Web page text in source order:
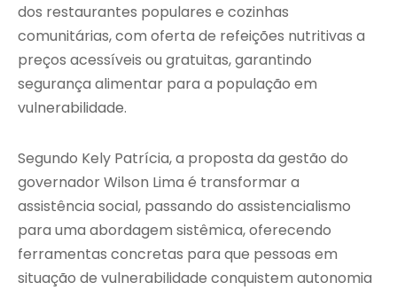
dos restaurantes populares e cozinhas
comunitárias, com oferta de refeições nutritivas a
preços acessíveis ou gratuitas, garantindo
segurança alimentar para a população em
vulnerabilidade.
Segundo Kely Patrícia, a proposta da gestão do
governador Wilson Lima é transformar a
assistência social, passando do assistencialismo
para uma abordagem sistêmica, oferecendo
ferramentas concretas para que pessoas em
situação de vulnerabilidade conquistem autonomia